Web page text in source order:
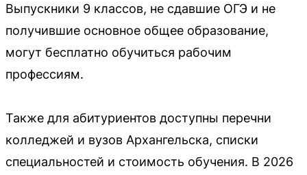
Выпускники 9 классов, не сдавшие ОГЭ и не
получившие основное общее образование,
могут бесплатно обучиться рабочим
профессиям.
Также для абитуриентов доступны перечни
колледжей и вузов Архангельска, списки
специальностей и стоимость обучения. В 2026